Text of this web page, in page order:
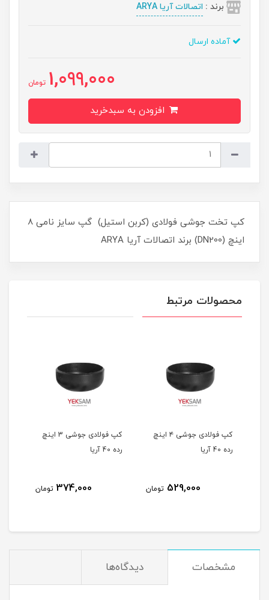
برند : اتصالات آریا ARYA
آماده ارسال
1,099,000 تومان
کپ تخت جوشی فولادی (کربن استیل) گپ سایز نامی 8
اینچ (DN200) برند اتصالات آریا ARYA
محصولات مرتبط
کپ فولادی جوشی ۴ اینچ
رده 40 آریا
529,000 تومان
کپ فولادی جوشی 3 اینچ
رده 40 آریا
374,000 تومان
مشخصات دیدگاه‌ها